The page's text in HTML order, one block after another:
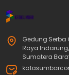
Gedung Serba
Raya
Sumatera